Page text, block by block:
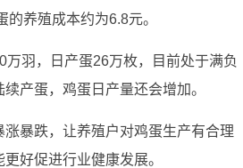
养殖成本约为6.8元。
羽，日产蛋26万枚，目前处于满负
产蛋，鸡蛋日产量还会增加。
暴跌，让养殖户对鸡蛋生产有合理
好促进行业健康发展。